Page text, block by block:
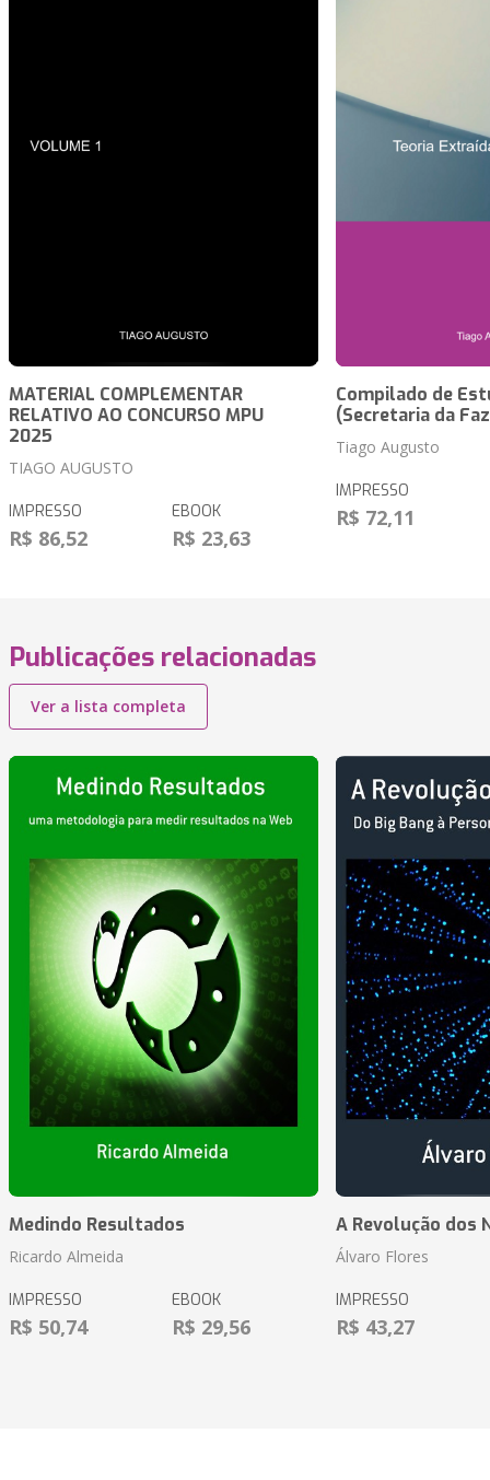
MATERIAL COMPLEMENTAR
RELATIVO AO CONCURSO MPU
2025
TIAGO AUGUSTO
IMPRESSO
R$ 86,52
EBOOK
R$ 23,63
Compilado de
(Secretaria da
Tiago Augusto
IMPRESSO
R$ 72,11
Publicações relacionadas
Ver a lista completa
Medindo Resultados
Ricardo Almeida
IMPRESSO
R$ 50,74
EBOOK
R$ 29,56
A Revolução dos
Álvaro Flores
IMPRESSO
R$ 43,27